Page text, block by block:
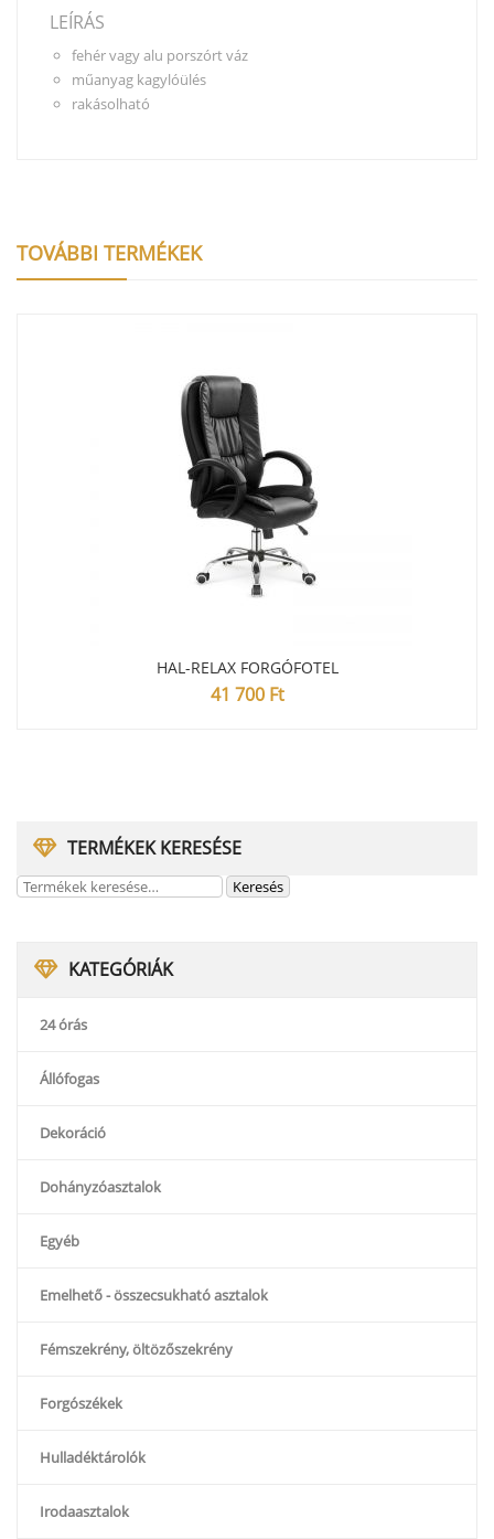
TERMÉKEK KERESÉSE
KATEGÓRIÁK
24 órás
Állófogas
Dekoráció
Dohányzóasztalok
Egyéb
Emelhető - összecsukható asztalok
Fémszekrény, öltözőszekrény
Forgószékek
Hulladéktárolók
Irodaasztalok
LEÍRÁS
fehér vagy alu porszórt váz
műanyag kagylóülés
rakásolható
TOVÁBBI TERMÉKEK
HAL-RELAX FORGÓFOTEL
41 700 Ft